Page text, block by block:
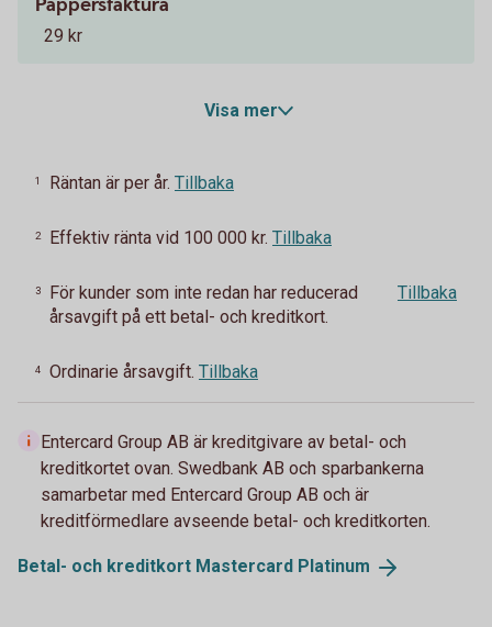
29 kr
Visa mer
1 Räntan är per år. Tillbaka
2 Effektiv ränta vid 100 000 kr. Tillbaka
3
För kunder som inte redan har reducerad
årsavgift på ett betal- och kreditkort.
Tillbaka
4 Ordinarie årsavgift. Tillbaka
Entercard Group AB är kreditgivare av betal- och
kreditkortet ovan. Swedbank AB och sparbankerna
samarbetar med Entercard Group AB och är
kreditförmedlare avseende betal- och kreditkorten.
Betal- och kreditkort Mastercard Platinum